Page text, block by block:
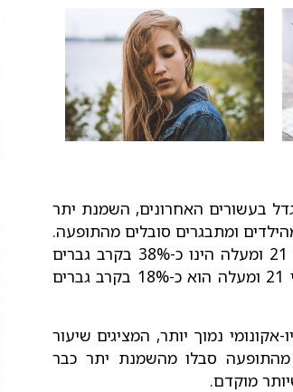
בעשורים האחרונים, השמנת יתר
כמגפה. בארה"ב, כ-40% מהאוכלוסייה הבוגרת וכ-19% מהילדים ומתבגרים סובלים מהתופעה.
בישראל, שיעור הסובלים מעודף משקל (BMI גדול מ-25) בבני 21 ומעלה הינו כ-38% בקרב גברים
ו-27% בקרב נשים. שיעור ההשמנת יתר (BMI גדול מ-30) בבני 21 ומעלה הוא כ-18% בקרב גברים
נמוך יותר, המציגים שיעור
מהתופעה סבלו מהשמנת יתר כבר
מוקדם.